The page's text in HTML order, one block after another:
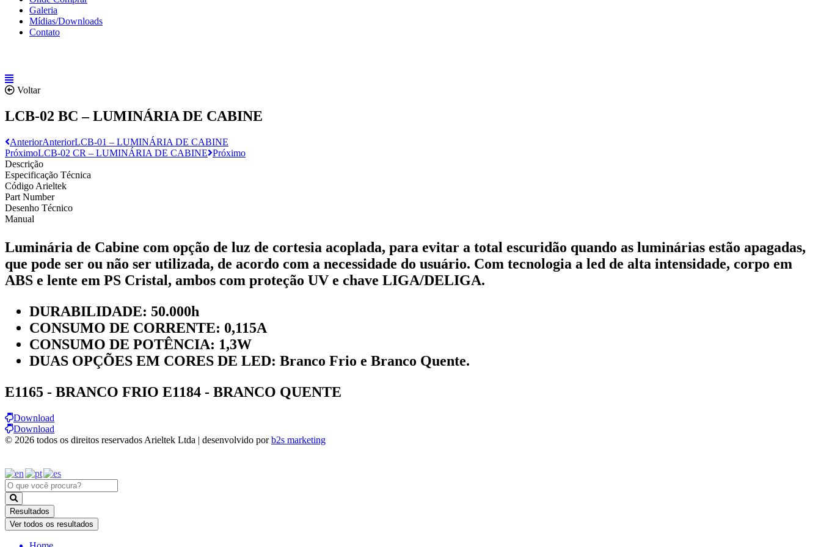
Galeria
Mídias/Downloads
Contato
Voltar
LCB-02 BC – LUMINÁRIA DE CABINE
AnteriorAnteriorLCB-01 – LUMINÁRIA DE CABINE
PróximoLCB-02 CR – LUMINÁRIA DE CABINE Próximo
Descrição
Especificação Técnica
Código Arieltek
Part Number
Desenho Técnico
Manual
Luminária de Cabine com opção de luz de cortesia acoplada, para evitar a total escuridão quando as luminárias estão apagadas,
que pode ser ou não ser utilizada, de acordo com a necessidade do usuário. Com tecnologia a led de alta intensidade, corpo em
ABS e lente em PS Cristal, ambos com proteção UV e chave LIGA/DELIGA.
DURABILIDADE: 50.000h
CONSUMO DE CORRENTE: 0,115A
CONSUMO DE POTÊNCIA: 1,3W
DUAS OPÇÕES EM CORES DE LED: Branco Frio e Branco Quente.
E1165 - BRANCO FRIO E1184 - BRANCO QUENTE
Download
Download
© 2026 todos os direitos reservados Arieltek Ltda | desenvolvido porb2s marketing
Pesquisar
...
Resultados
Ver todos os resultados